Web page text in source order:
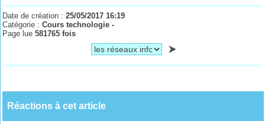
Date de création :25/05/2017 16:19
Catégorie :Cours technologie -
Page lue581765 fois
Réactions à cet article